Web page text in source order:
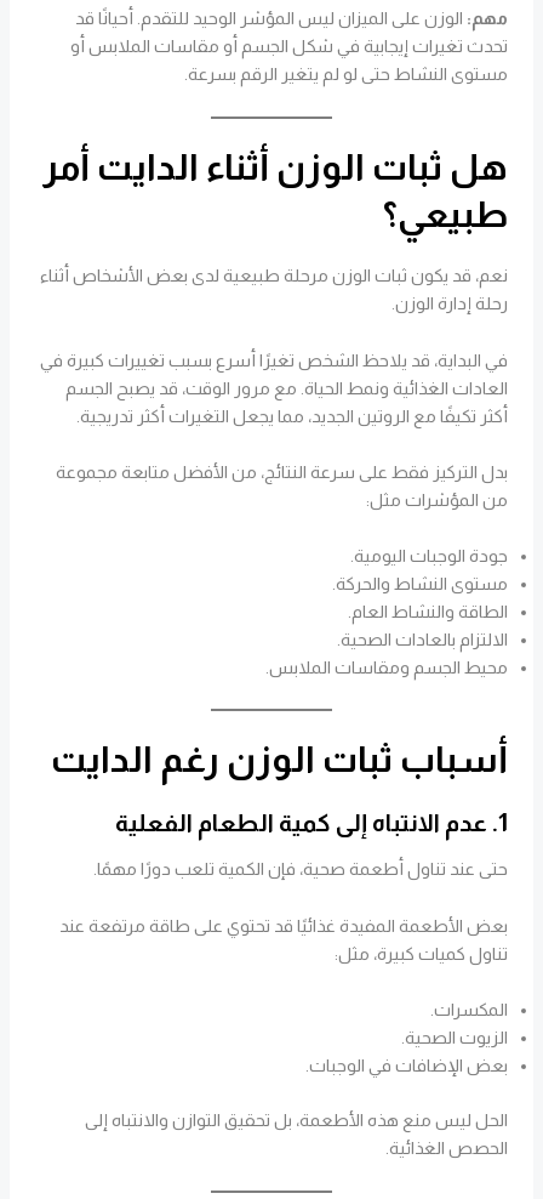
مهم: الوزن على الميزان ليس المؤشر الوحيد للتقدم. أحيانًا قد
تحدث تغيرات إيجابية في شكل الجسم أو مقاسات الملابس أو
مستوى النشاط حتى لو لم يتغير الرقم بسرعة.
هل ثبات الوزن أثناء الدايت أمر
طبيعي؟
نعم، قد يكون ثبات الوزن مرحلة طبيعية لدى بعض الأشخاص أثناء
رحلة إدارة الوزن.
في البداية، قد يلاحظ الشخص تغيرًا أسرع بسبب تغييرات كبيرة في
العادات الغذائية ونمط الحياة. مع مرور الوقت، قد يصبح الجسم
أكثر تكيفًا مع الروتين الجديد، مما يجعل التغيرات أكثر تدريجية.
بدل التركيز فقط على سرعة النتائج، من الأفضل متابعة مجموعة
من المؤشرات مثل:
جودة الوجبات اليومية.
مستوى النشاط والحركة.
الطاقة والنشاط العام.
الالتزام بالعادات الصحية.
محيط الجسم ومقاسات الملابس.
أسباب ثبات الوزن رغم الدايت
1. عدم الانتباه إلى كمية الطعام الفعلية
حتى عند تناول أطعمة صحية، فإن الكمية تلعب دورًا مهمًا.
بعض الأطعمة المفيدة غذائيًا قد تحتوي على طاقة مرتفعة عند
تناول كميات كبيرة، مثل:
المكسرات.
الزيوت الصحية.
بعض الإضافات في الوجبات.
الحل ليس منع هذه الأطعمة، بل تحقيق التوازن والانتباه إلى
الحصص الغذائية.